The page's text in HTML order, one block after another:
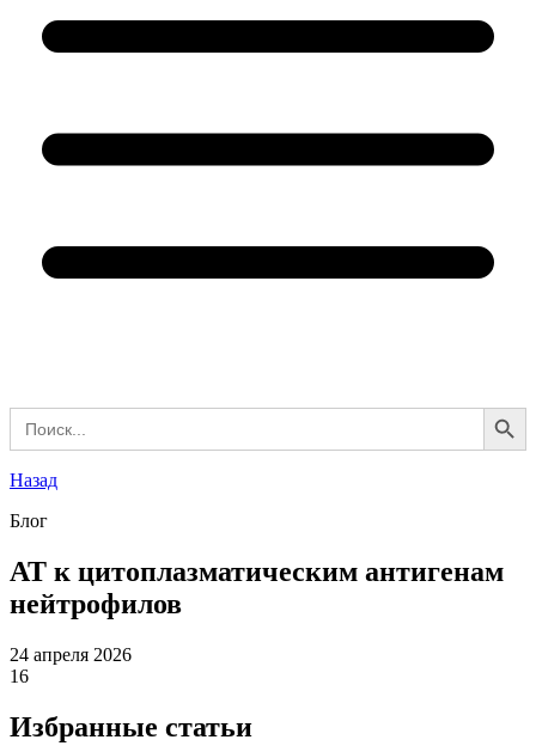
Search
for:
Search Button
Назад
Блог
АТ к цитоплазматическим антигенам
нейтрофилов
24 апреля 2026
16
Избранные статьи